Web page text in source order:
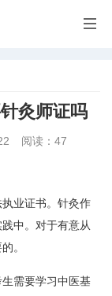

灸师证吗
阅读：47
业证书。针灸作
中。对于有意从
。
需要学习中医基